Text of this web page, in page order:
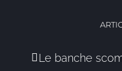
Le banche